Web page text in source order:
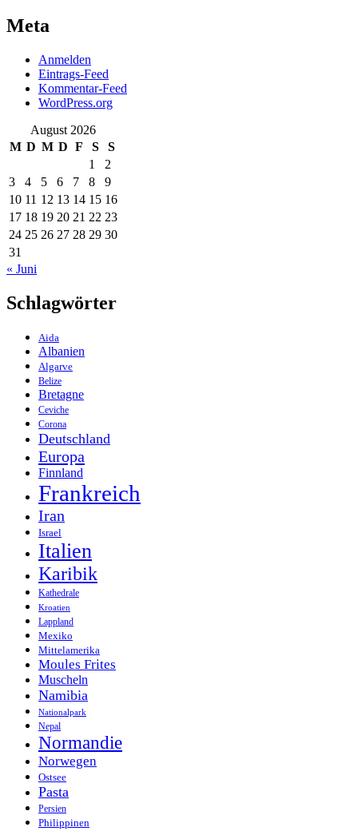
Meta
Anmelden
Eintrags-Feed
Kommentar-Feed
WordPress.org
August 2026
M D M D F S
S
1
2
3
4 5 6 7 8
9
10 11 12 13 14 15 16
17 18 19 20 21 22 23
24 25 26 27 28 29 30
31
« Juni
Schlagwörter
Aida
Albanien
Algarve
Belize
Bretagne
Ceviche
Corona
Deutschland
Europa
Finnland
Frankreich
Iran
Israel
Italien
Karibik
Kathedrale
Kroatien
Lappland
Mexiko
Mittelamerika
Moules Frites
Muscheln
Namibia
Nationalpark
Nepal
Normandie
Norwegen
Ostsee
Pasta
Persien
Philippinen